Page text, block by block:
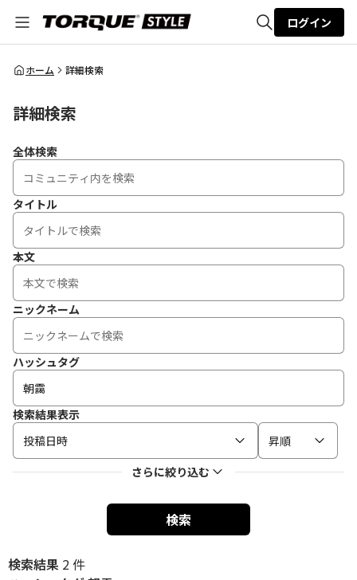
全体検索
ログイン
ホーム 詳細検索
詳細検索
全体検索
タイトル
本文
ニックネーム
ハッシュタグ
検索結果表示
投稿日時
昇順
さらに絞り込む
検索
検索結果 2 件